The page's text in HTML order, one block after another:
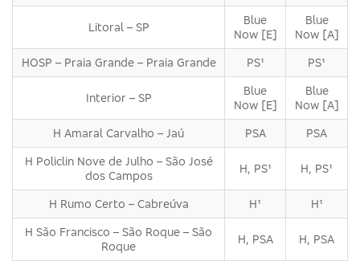
Litoral – SP
Blue
Now [E]
Blue
Now [A]
HOSP – Praia Grande – Praia Grande PS¹ PS¹
Interior – SP
Blue
Now [E]
Blue
Now [A]
H Amaral Carvalho – Jaú PSA PSA
H Policlin Nove de Julho – São José
dos Campos
H, PS¹ H, PS¹
H Rumo Certo – Cabreúva H¹ H¹
H São Francisco – São Roque – São
Roque
H, PSA H, PSA